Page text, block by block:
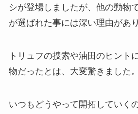
シが登場しましたが、他の動物
が選ばれた事には深い理由があ
トリュフの捜索や油田のヒント
物だったとは、大変驚きました。
いつもどうやって開拓していく